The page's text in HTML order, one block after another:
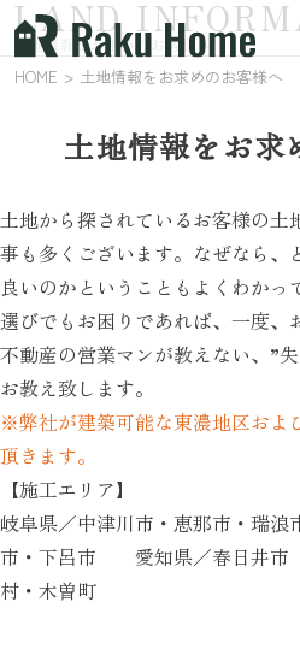
土地情報をお求めのお客様へ
LAND
HOME 土地情報をお求めのお客様へ
土地情報をお求
土地から探されているお客様の土
事も多くございます。なぜなら、
良いのかということもよくわか
選びでもお困りであれば、一度、
不動産の営業マンが教えない、”
お教え致します。
※弊社が建築可能な東濃地区およ
頂きます。
【施工エリア】
岐阜県／中津川市・恵那市・瑞浪
市・下呂市 愛知県／春日井
村・木曽町